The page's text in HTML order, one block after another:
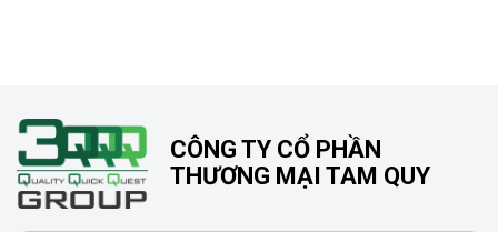
CÔNG TY CỔ PHẦN
THƯƠNG MẠI TAM QUY